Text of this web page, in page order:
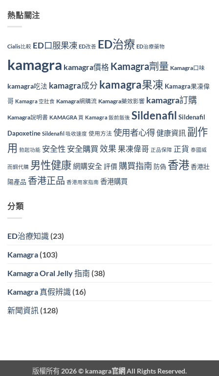
熱點關注
Cialis比較 ED口服果凍 ED改善 ED治療 ED治療藥物
kamagra kamagra價格 Kamagra劑量 Kamagra口味
kamagra吃法 kamagra成分 kamagra果凍 Kamagra果凍偉
哥 Kamagra 空肚食 Kamagra網購流 Kamagra藥效影響 kamagra訂購
Kamagra說明書 KAMAGRA 買 Kamagra 飯前飯後 Sildenafil Sildenafil
Dapoxetine Sildenafil 吸收速度 使用方法 使用者心得健康資訊 副作
用 勃起功能 安全性 安全購買 效果 果凍偉哥 正品保障 正貨 泰國威
而鋼代購 男性健康網購安全評價 購買指南 防偽 香港香港壯
陽產品 香港正品 香港用家指南 香港購買
分類
ED治療知識 (23)
Kamagra (103)
Kamagra Oral Jelly 指南 (38)
Kamagra 真假辨識 (16)
新聞資訊 (128)
版權所有 2026 © kamagra官網 All Rights Reserved.